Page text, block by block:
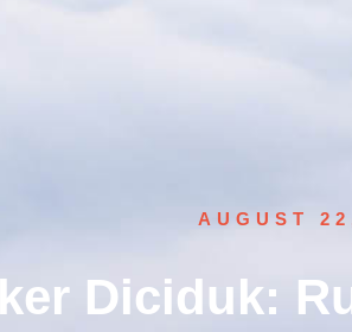
AUGUST
Diciduk: